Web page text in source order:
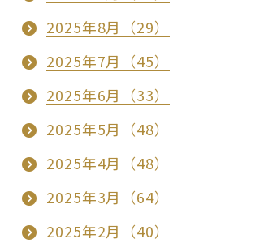
2025年8月（29）
2025年7月（45）
2025年6月（33）
2025年5月（48）
2025年4月（48）
2025年3月（64）
2025年2月（40）